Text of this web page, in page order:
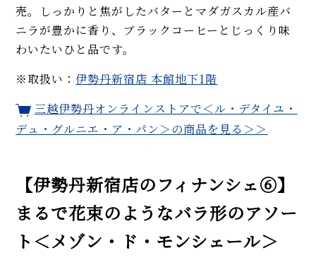
売。しっかりと焦がしたバターとマダガスカル産バ
ニラが豊かに香り、ブラックコーヒーとじっくり味
わいたいひと品です。
※取扱い： 伊勢丹新宿店 本館地下1階
三越伊勢丹オンラインストアで＜ル・デタイユ・
デュ・グルニエ・ア・パン＞の商品を見る＞＞
【伊勢丹新宿店のフィナンシェ⑥】
まるで花束のようなバラ形のアソー
ト＜メゾン・ド・モンシェール＞